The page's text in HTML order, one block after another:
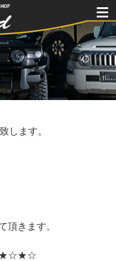
します。
頂きます。